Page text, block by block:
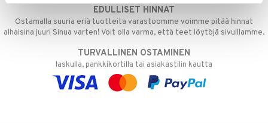
EDULLISET HINNAT
Ostamalla suuria eriä tuotteita varastoomme voimme pitää hinnat
alhaisina juuri Sinua varten! Voit olla varma, että teet löytöjä sivuillamme.
TURVALLINEN OSTAMINEN
laskulla, pankkikortilla tai asiakastilin kautta